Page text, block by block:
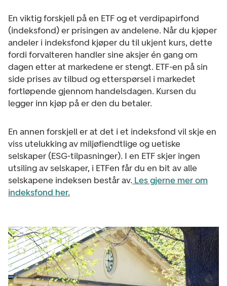
En viktig forskjell på en ETF og et verdipapirfond
(indeksfond) er prisingen av andelene. Når du kjøper
andeler i indeksfond kjøper du til ukjent kurs, dette
fordi forvalteren handler sine aksjer én gang om
dagen etter at markedene er stengt. ETF-en på sin
side prises av tilbud og etterspørsel i markedet
fortløpende gjennom handelsdagen. Kursen du
legger inn kjøp på er den du betaler.
En annen forskjell er at det i et indeksfond vil skje en
viss utelukking av miljøfiendtlige og uetiske
selskaper (ESG-tilpasninger). I en ETF skjer ingen
utsiling av selskaper, i ETFen får du en bit av alle
selskapene indeksen består av. Les gjerne mer om
indeksfond her.